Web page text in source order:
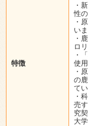
特徴
・
性
・
いま
・
ロ
・
使用
・
の
てい
・
売
究
大